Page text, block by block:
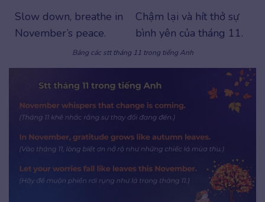
Slow down, breathe in
November’s peace.
Chậm lại và hít thở sự
bình yên của tháng 11.
Bảng các stt tháng 11 trong tiếng Anh